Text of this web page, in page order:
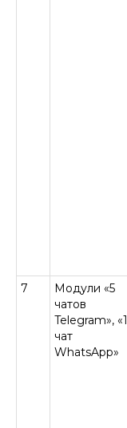
7
Модули «5
чатов
Telegram», «1
чат
WhatsApp»